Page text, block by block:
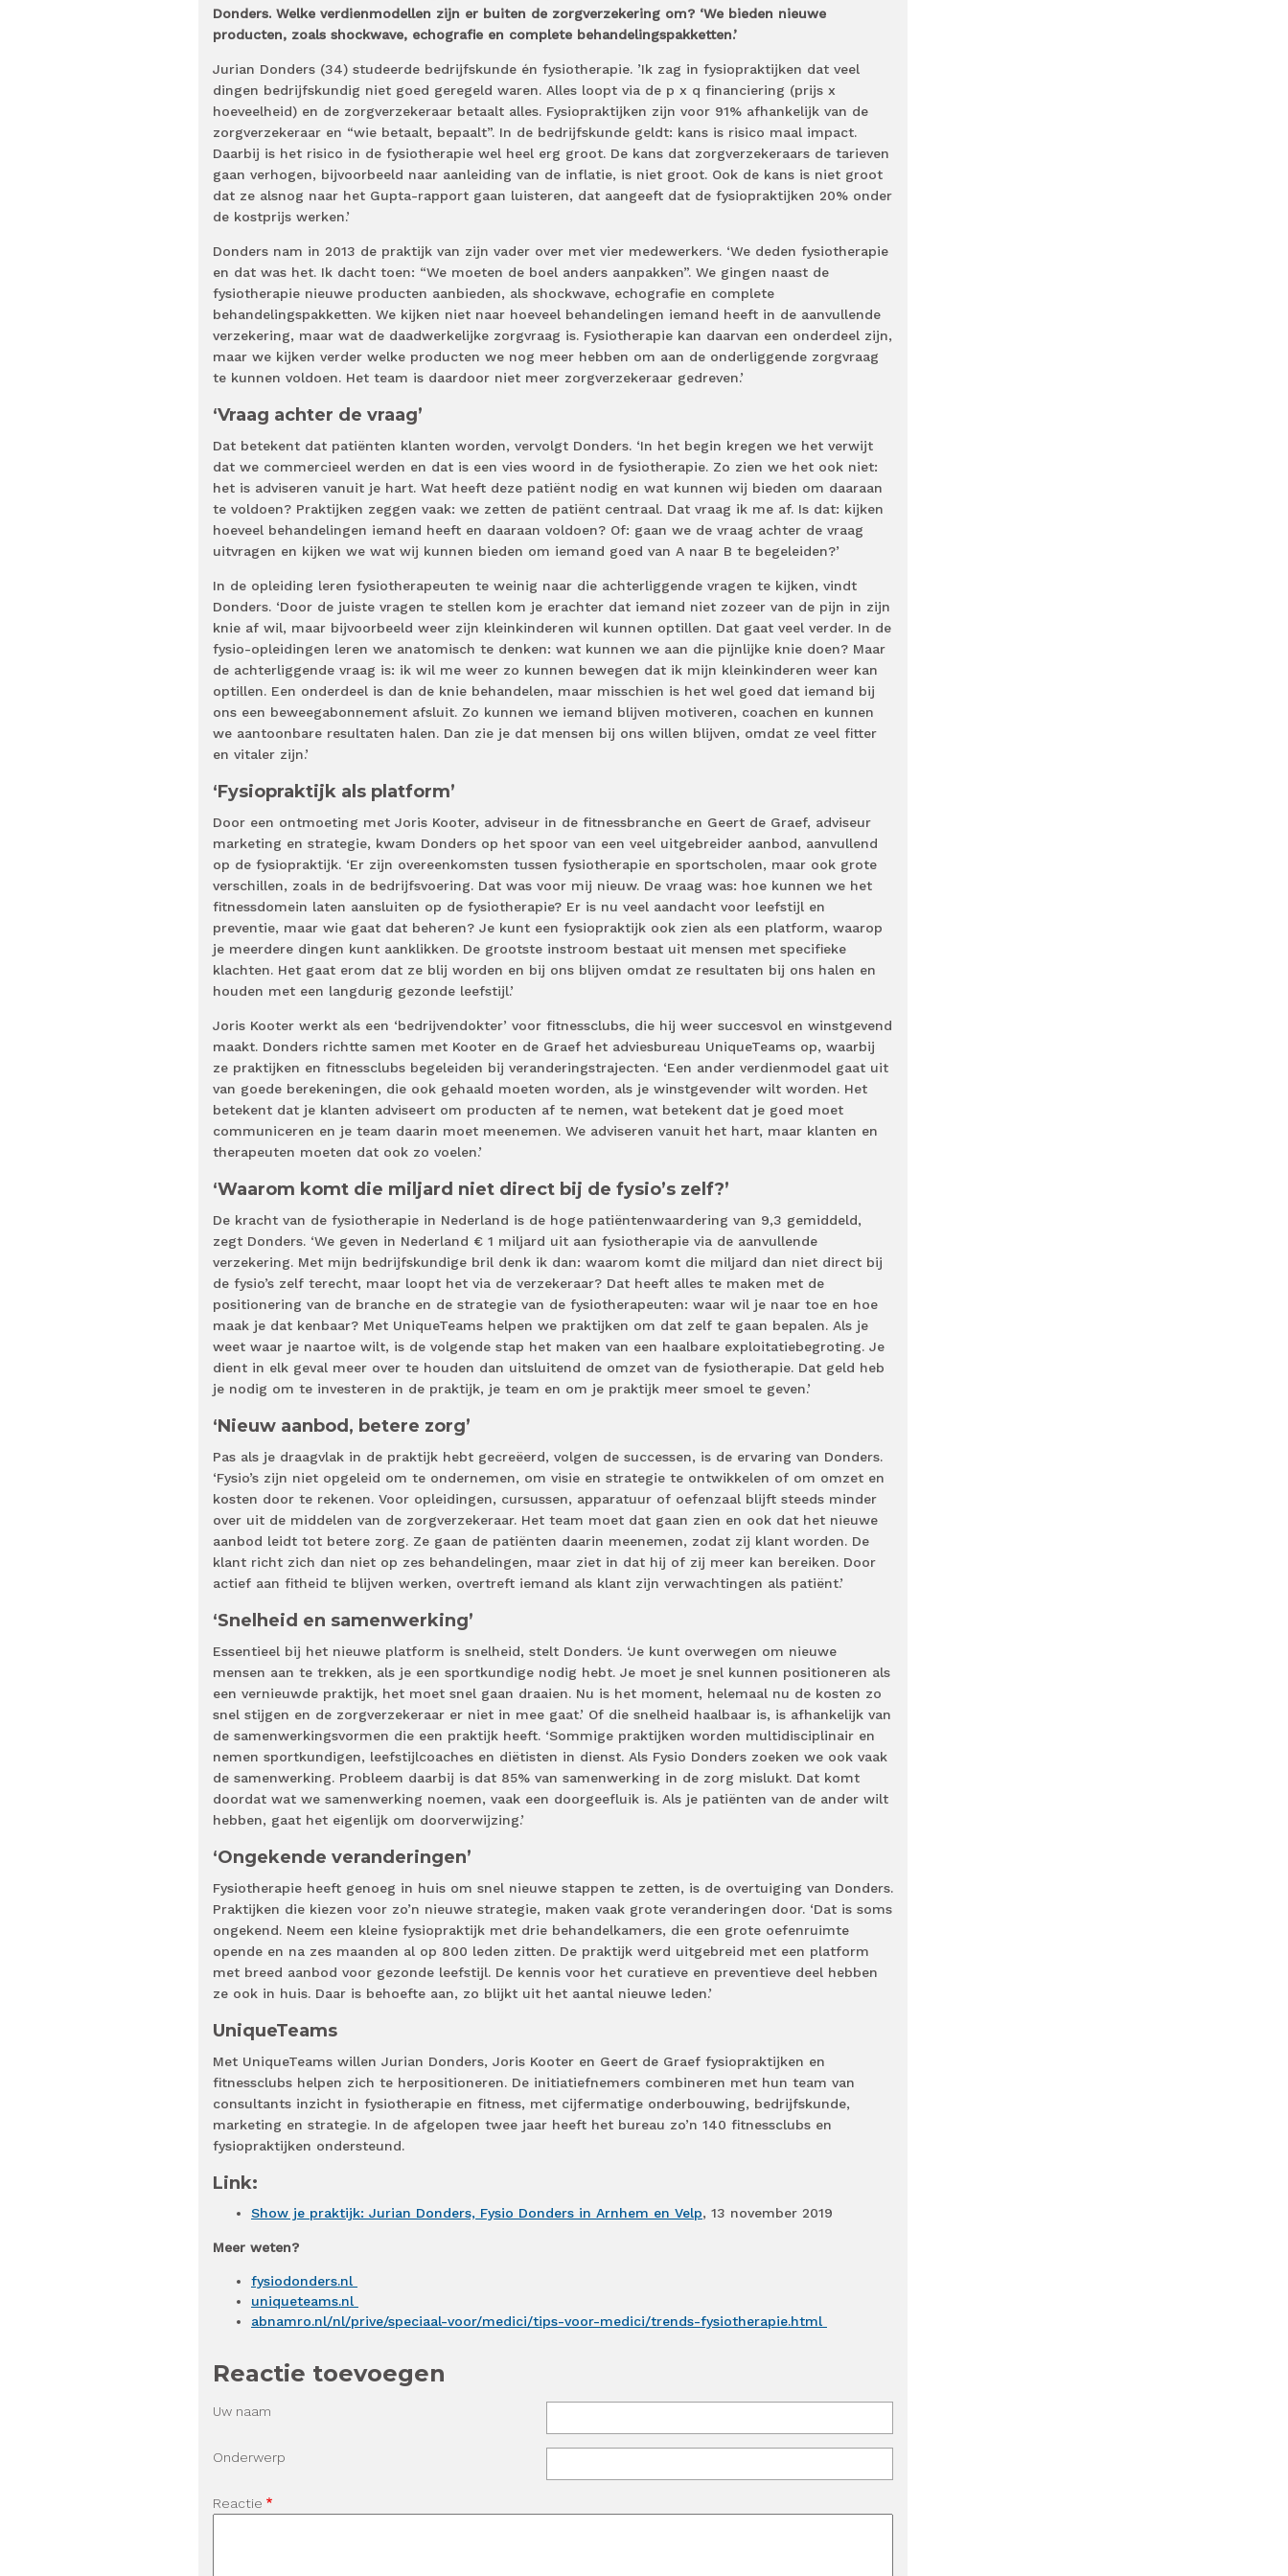
Donders. Welke verdienmodellen zijn er buiten de zorgverzekering om? ‘We bieden nieuwe
producten, zoals shockwave, echografie en complete behandelingspakketten.’
Jurian Donders (34) studeerde bedrijfskunde én fysiotherapie. ’Ik zag in fysiopraktijken dat veel
dingen bedrijfskundig niet goed geregeld waren. Alles loopt via de p x q financiering (prijs x
hoeveelheid) en de zorgverzekeraar betaalt alles. Fysiopraktijken zijn voor 91% afhankelijk van de
zorgverzekeraar en “wie betaalt, bepaalt”. In de bedrijfskunde geldt: kans is risico maal impact.
Daarbij is het risico in de fysiotherapie wel heel erg groot. De kans dat zorgverzekeraars de tarieven
gaan verhogen, bijvoorbeeld naar aanleiding van de inflatie, is niet groot. Ook de kans is niet groot
dat ze alsnog naar het Gupta-rapport gaan luisteren, dat aangeeft dat de fysiopraktijken 20% onder
de kostprijs werken.’
Donders nam in 2013 de praktijk van zijn vader over met vier medewerkers. ‘We deden fysiotherapie
en dat was het. Ik dacht toen: “We moeten de boel anders aanpakken”. We gingen naast de
fysiotherapie nieuwe producten aanbieden, als shockwave, echografie en complete
behandelingspakketten. We kijken niet naar hoeveel behandelingen iemand heeft in de aanvullende
verzekering, maar wat de daadwerkelijke zorgvraag is. Fysiotherapie kan daarvan een onderdeel zijn,
maar we kijken verder welke producten we nog meer hebben om aan de onderliggende zorgvraag
te kunnen voldoen. Het team is daardoor niet meer zorgverzekeraar gedreven.’
‘Vraag achter de vraag’
Dat betekent dat patiënten klanten worden, vervolgt Donders. ‘In het begin kregen we het verwijt
dat we commercieel werden en dat is een vies woord in de fysiotherapie. Zo zien we het ook niet:
het is adviseren vanuit je hart. Wat heeft deze patiënt nodig en wat kunnen wij bieden om daaraan
te voldoen? Praktijken zeggen vaak: we zetten de patiënt centraal. Dat vraag ik me af. Is dat: kijken
hoeveel behandelingen iemand heeft en daaraan voldoen? Of: gaan we de vraag achter de vraag
uitvragen en kijken we wat wij kunnen bieden om iemand goed van A naar B te begeleiden?’
In de opleiding leren fysiotherapeuten te weinig naar die achterliggende vragen te kijken, vindt
Donders. ‘Door de juiste vragen te stellen kom je erachter dat iemand niet zozeer van de pijn in zijn
knie af wil, maar bijvoorbeeld weer zijn kleinkinderen wil kunnen optillen. Dat gaat veel verder. In de
fysio-opleidingen leren we anatomisch te denken: wat kunnen we aan die pijnlijke knie doen? Maar
de achterliggende vraag is: ik wil me weer zo kunnen bewegen dat ik mijn kleinkinderen weer kan
optillen. Een onderdeel is dan de knie behandelen, maar misschien is het wel goed dat iemand bij
ons een beweegabonnement afsluit. Zo kunnen we iemand blijven motiveren, coachen en kunnen
we aantoonbare resultaten halen. Dan zie je dat mensen bij ons willen blijven, omdat ze veel fitter
en vitaler zijn.’
‘Fysiopraktijk als platform’
Door een ontmoeting met Joris Kooter, adviseur in de fitnessbranche en Geert de Graef, adviseur
marketing en strategie, kwam Donders op het spoor van een veel uitgebreider aanbod, aanvullend
op de fysiopraktijk. ‘Er zijn overeenkomsten tussen fysiotherapie en sportscholen, maar ook grote
verschillen, zoals in de bedrijfsvoering. Dat was voor mij nieuw. De vraag was: hoe kunnen we het
fitnessdomein laten aansluiten op de fysiotherapie? Er is nu veel aandacht voor leefstijl en
preventie, maar wie gaat dat beheren? Je kunt een fysiopraktijk ook zien als een platform, waarop
je meerdere dingen kunt aanklikken. De grootste instroom bestaat uit mensen met specifieke
klachten. Het gaat erom dat ze blij worden en bij ons blijven omdat ze resultaten bij ons halen en
houden met een langdurig gezonde leefstijl.’
Joris Kooter werkt als een ‘bedrijvendokter’ voor fitnessclubs, die hij weer succesvol en winstgevend
maakt. Donders richtte samen met Kooter en de Graef het adviesbureau UniqueTeams op, waarbij
ze praktijken en fitnessclubs begeleiden bij veranderingstrajecten. ‘Een ander verdienmodel gaat uit
van goede berekeningen, die ook gehaald moeten worden, als je winstgevender wilt worden. Het
betekent dat je klanten adviseert om producten af te nemen, wat betekent dat je goed moet
communiceren en je team daarin moet meenemen. We adviseren vanuit het hart, maar klanten en
therapeuten moeten dat ook zo voelen.’
‘Waarom komt die miljard niet direct bij de fysio’s zelf?’
De kracht van de fysiotherapie in Nederland is de hoge patiëntenwaardering van 9,3 gemiddeld,
zegt Donders. ‘We geven in Nederland € 1 miljard uit aan fysiotherapie via de aanvullende
verzekering. Met mijn bedrijfskundige bril denk ik dan: waarom komt die miljard dan niet direct bij
de fysio’s zelf terecht, maar loopt het via de verzekeraar? Dat heeft alles te maken met de
positionering van de branche en de strategie van de fysiotherapeuten: waar wil je naar toe en hoe
maak je dat kenbaar? Met UniqueTeams helpen we praktijken om dat zelf te gaan bepalen. Als je
weet waar je naartoe wilt, is de volgende stap het maken van een haalbare exploitatiebegroting. Je
dient in elk geval meer over te houden dan uitsluitend de omzet van de fysiotherapie. Dat geld heb
je nodig om te investeren in de praktijk, je team en om je praktijk meer smoel te geven.’
‘Nieuw aanbod, betere zorg’
Pas als je draagvlak in de praktijk hebt gecreëerd, volgen de successen, is de ervaring van Donders.
‘Fysio’s zijn niet opgeleid om te ondernemen, om visie en strategie te ontwikkelen of om omzet en
kosten door te rekenen. Voor opleidingen, cursussen, apparatuur of oefenzaal blijft steeds minder
over uit de middelen van de zorgverzekeraar. Het team moet dat gaan zien en ook dat het nieuwe
aanbod leidt tot betere zorg. Ze gaan de patiënten daarin meenemen, zodat zij klant worden. De
klant richt zich dan niet op zes behandelingen, maar ziet in dat hij of zij meer kan bereiken. Door
actief aan fitheid te blijven werken, overtreft iemand als klant zijn verwachtingen als patiënt.’
‘Snelheid en samenwerking’
Essentieel bij het nieuwe platform is snelheid, stelt Donders. ‘Je kunt overwegen om nieuwe
mensen aan te trekken, als je een sportkundige nodig hebt. Je moet je snel kunnen positioneren als
een vernieuwde praktijk, het moet snel gaan draaien. Nu is het moment, helemaal nu de kosten zo
snel stijgen en de zorgverzekeraar er niet in mee gaat.’ Of die snelheid haalbaar is, is afhankelijk van
de samenwerkingsvormen die een praktijk heeft. ‘Sommige praktijken worden multidisciplinair en
nemen sportkundigen, leefstijlcoaches en diëtisten in dienst. Als Fysio Donders zoeken we ook vaak
de samenwerking. Probleem daarbij is dat 85% van samenwerking in de zorg mislukt. Dat komt
doordat wat we samenwerking noemen, vaak een doorgeefluik is. Als je patiënten van de ander wilt
hebben, gaat het eigenlijk om doorverwijzing.’
‘Ongekende veranderingen’
Fysiotherapie heeft genoeg in huis om snel nieuwe stappen te zetten, is de overtuiging van Donders.
Praktijken die kiezen voor zo’n nieuwe strategie, maken vaak grote veranderingen door. ‘Dat is soms
ongekend. Neem een kleine fysiopraktijk met drie behandelkamers, die een grote oefenruimte
opende en na zes maanden al op 800 leden zitten. De praktijk werd uitgebreid met een platform
met breed aanbod voor gezonde leefstijl. De kennis voor het curatieve en preventieve deel hebben
ze ook in huis. Daar is behoefte aan, zo blijkt uit het aantal nieuwe leden.’
UniqueTeams
Met UniqueTeams willen Jurian Donders, Joris Kooter en Geert de Graef fysiopraktijken en
fitnessclubs helpen zich te herpositioneren. De initiatiefnemers combineren met hun team van
consultants inzicht in fysiotherapie en fitness, met cijfermatige onderbouwing, bedrijfskunde,
marketing en strategie. In de afgelopen twee jaar heeft het bureau zo’n 140 fitnessclubs en
fysiopraktijken ondersteund.
Link:
Show je praktijk: Jurian Donders, Fysio Donders in Arnhem en Velp, 13 november 2019
Meer weten?
fysiodonders.nl
uniqueteams.nl
abnamro.nl/nl/prive/speciaal-voor/medici/tips-voor-medici/trends-fysiotherapie.html
Reactie toevoegen
Uw naam
Onderwerp
Reactie